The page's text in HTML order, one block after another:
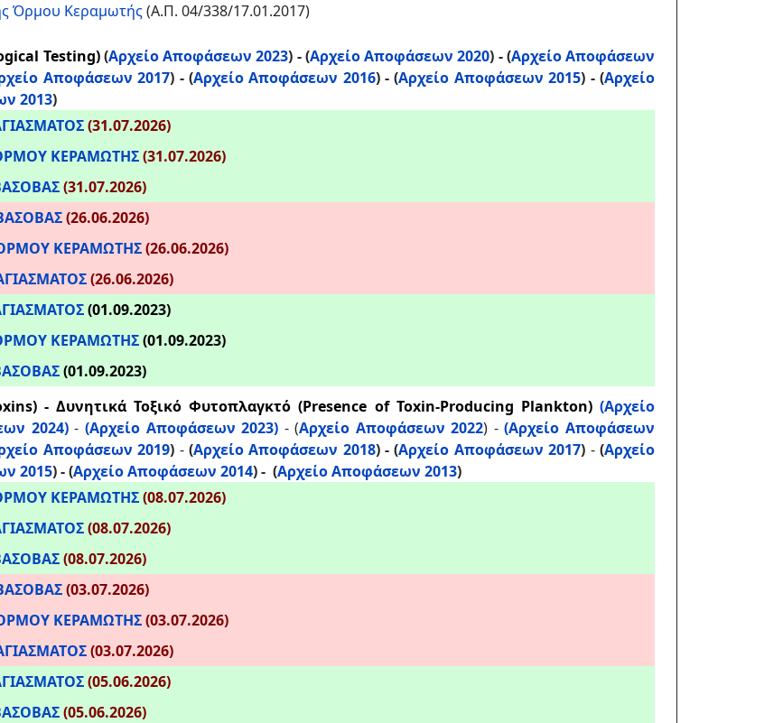
Όρμου Κεραμωτής(Α.Π. 04/338/17.01.2017)
Testing)(Αρχείο Αποφάσεων 2023) - (Αρχείο Αποφάσεων 2020) - (Αρχείο Αποφάσεων
Αποφάσεων 2017) - (Αρχείο Αποφάσεων 2016) - (Αρχείο Αποφάσεων 2015) - (Αρχείο
2013)
(31.07.2026)
ΚΕΡΑΜΩΤΗΣ(31.07.2026)
(31.07.2026)
(26.06.2026)
ΚΕΡΑΜΩΤΗΣ(26.06.2026)
(26.06.2026)
(01.09.2023)
ΚΕΡΑΜΩΤΗΣ(01.09.2023)
(01.09.2023)
- Δυνητικά Τοξικό Φυτοπλαγκτό (Presence of Toxin-Producing Plankton) (Αρχείο
2024)- (Αρχείο Αποφάσεων 2023) - (Αρχείο Αποφάσεων 2022) -(Αρχείο Αποφάσεων
Αποφάσεων 2019) - (Αρχείο Αποφάσεων 2018) - (Αρχείο Αποφάσεων 2017) -(Αρχείο
2015) -(Αρχείο Αποφάσεων 2014)- (Αρχείο Αποφάσεων 2013)
ΚΕΡΑΜΩΤΗΣ(08.07.2026)
(08.07.2026)
(08.07.2026)
(03.07.2026)
ΚΕΡΑΜΩΤΗΣ(03.07.2026)
(03.07.2026)
(05.06.2026)
(05.06.2026)